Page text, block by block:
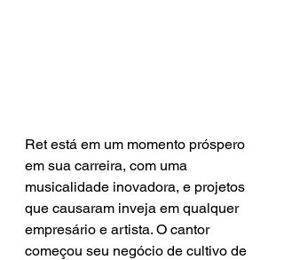
Ret está em um momento próspero
em sua carreira, com uma
musicalidade inovadora, e projetos
que causaram inveja em qualquer
empresário e artista. O cantor
começou seu negócio de cultivo de